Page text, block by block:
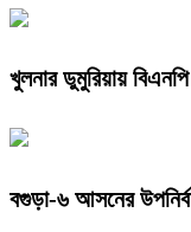
খুলনার ডুমুরিয়ায় বিএনপি
বগুড়া-৬ আসনের